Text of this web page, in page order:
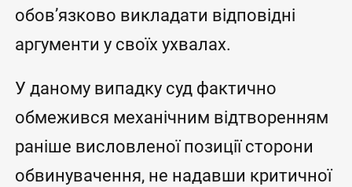
обов’язково викладати відповідні
аргументи у своїх ухвалах.
У даному випадку суд фактично
обмежився механічним відтворенням
раніше висловленої позиції сторони
обвинувачення, не надавши критичної